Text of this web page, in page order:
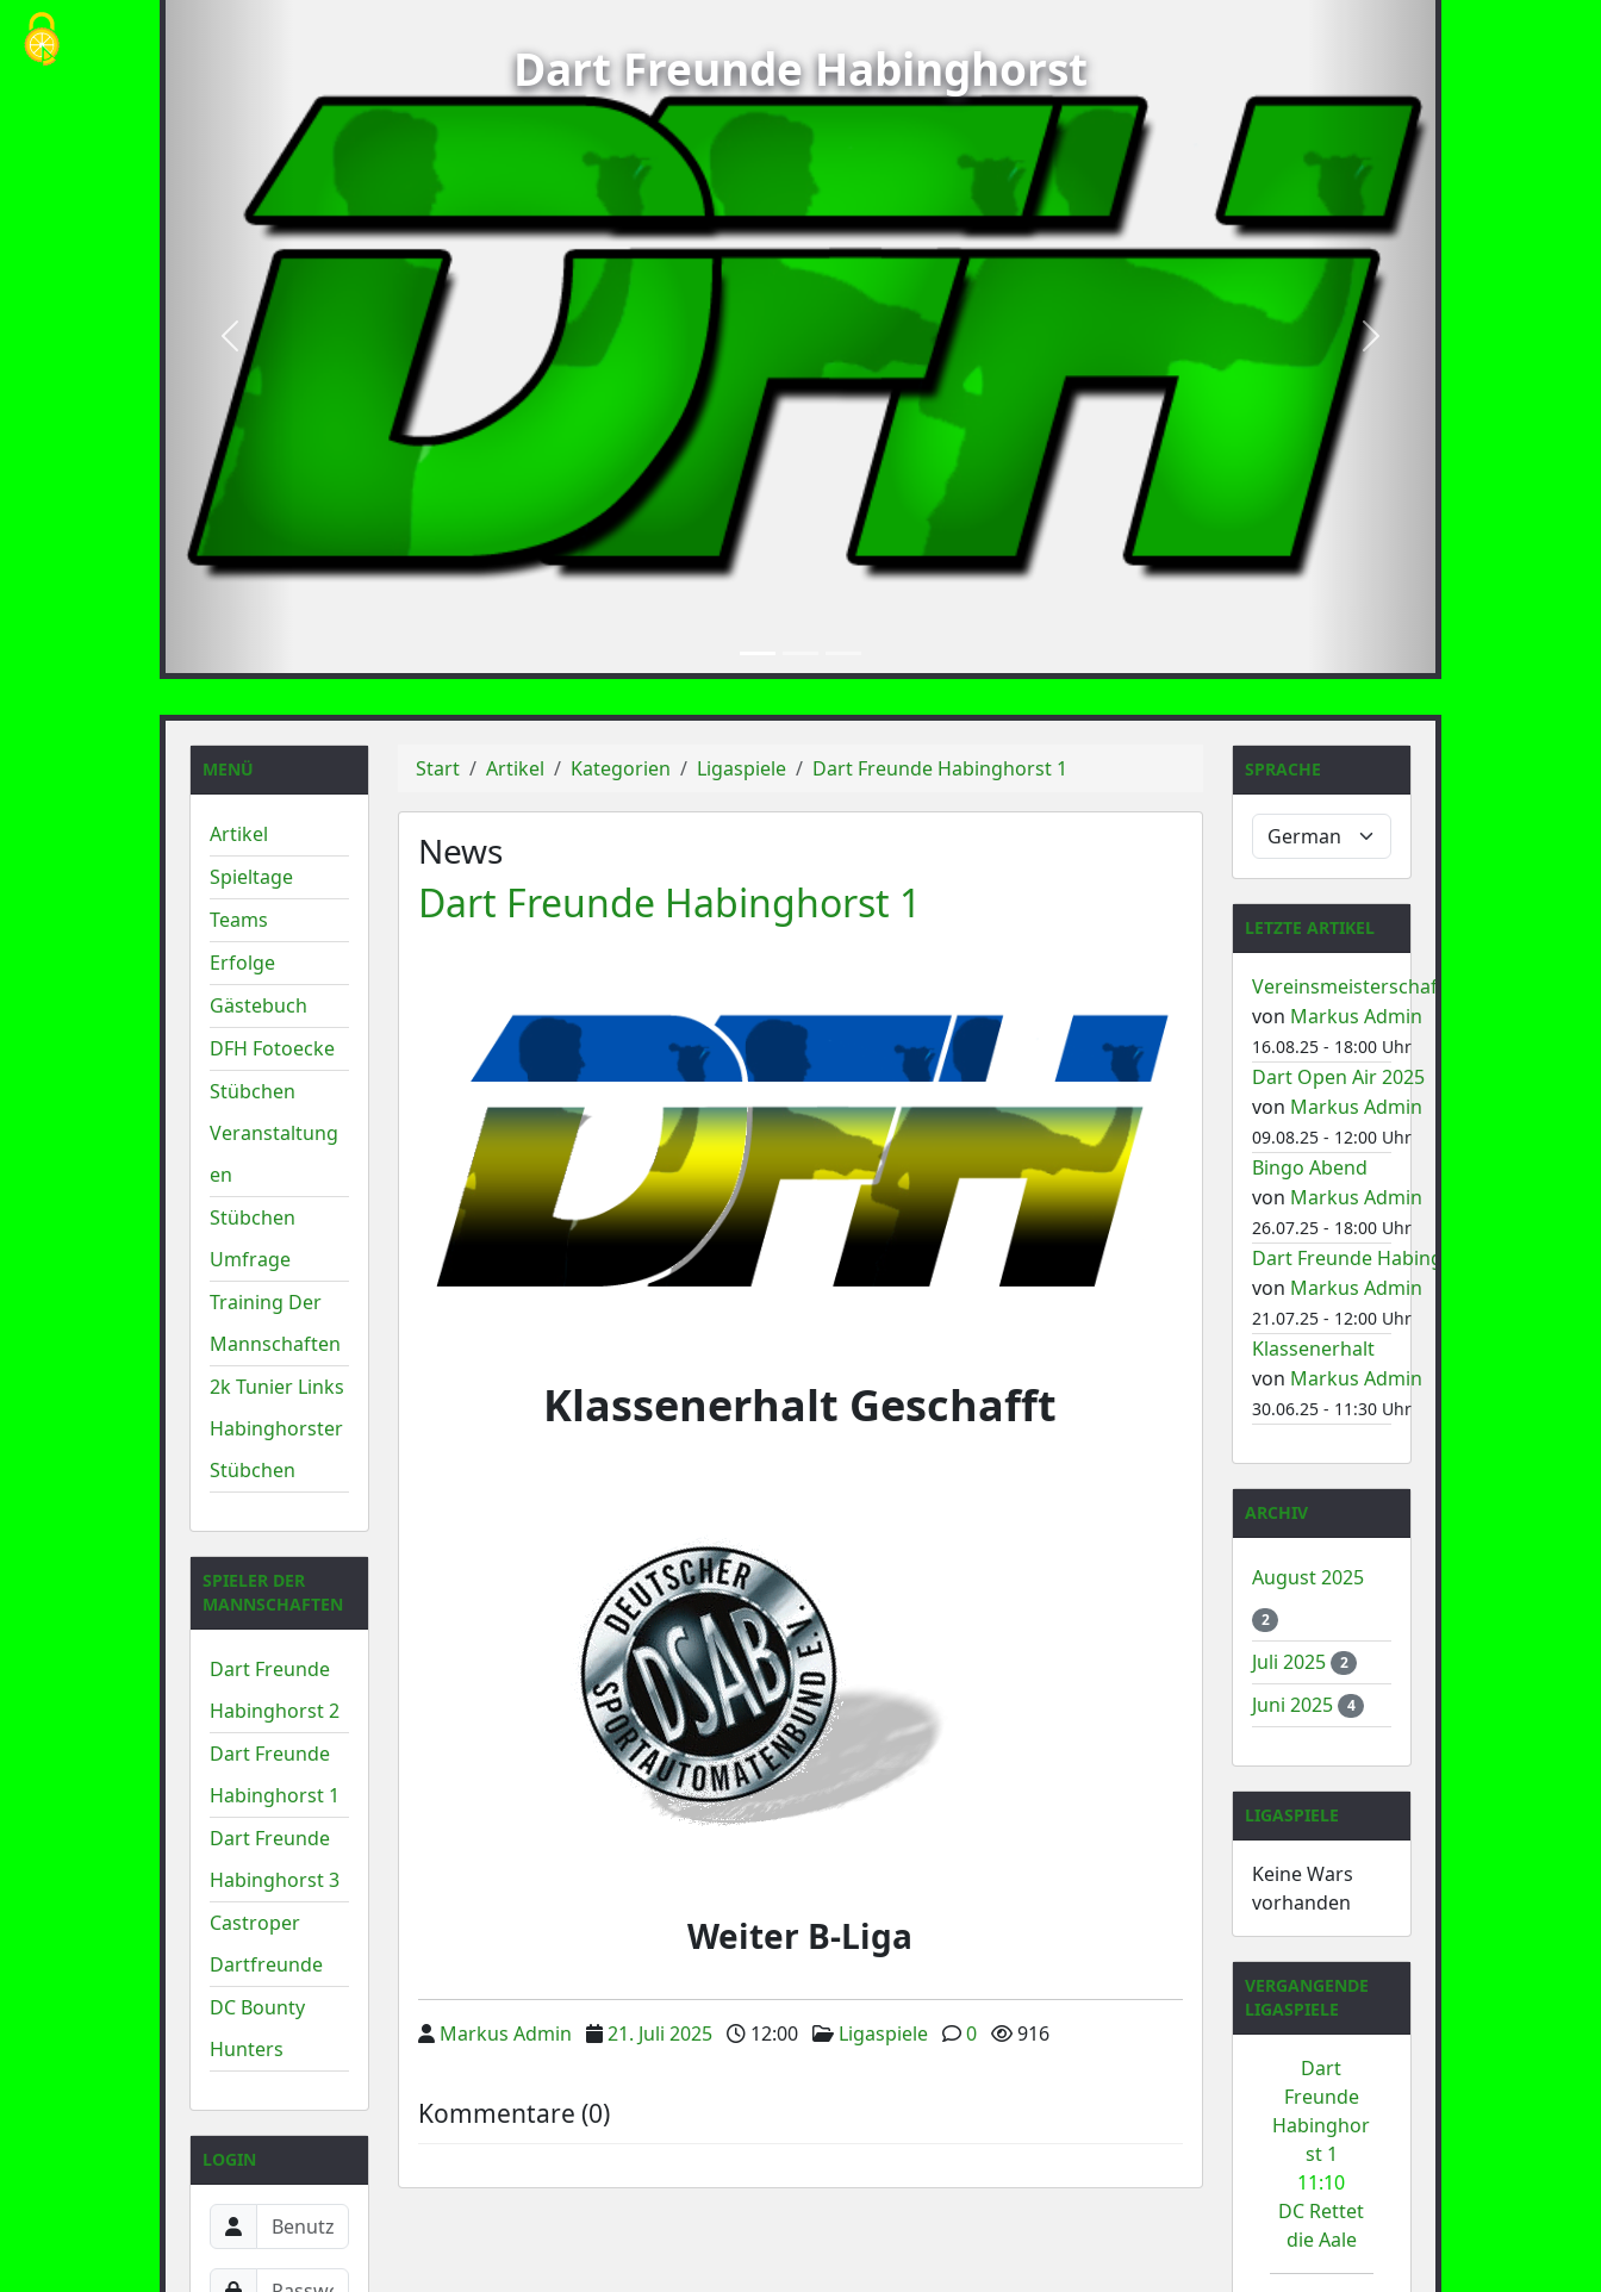
vorheriges nächstes
Dart Freunde Habinghorst
MENÜ
Artikel
Spieltage
Teams
Erfolge
Gästebuch
DFH Fotoecke
Stübchen
Veranstaltung
en
Stübchen
Umfrage
Training Der
Mannschaften
2k Tunier Links
Habinghorster
Stübchen
SPIELER DER
MANNSCHAFTEN
Dart Freunde
Habinghorst 2
Dart Freunde
Habinghorst 1
Dart Freunde
Habinghorst 3
Castroper
Dartfreunde
DC Bounty
Hunters
LOGIN
Start Artikel Kategorien Ligaspiele Dart Freunde Habinghorst 1
News
Dart Freunde Habinghorst 1
Klassenerhalt Geschafft
Weiter B-Liga
Markus Admin 21. Juli 2025 12:00 Ligaspiele 0 916
Kommentare (0)
SPRACHE
LETZTE ARTIKEL
Vereinsmeisterschaft
von Markus Admin
16.08.25 - 18:00 Uhr
Dart Open Air 2025
von Markus Admin
09.08.25 - 12:00 Uhr
Bingo Abend
von Markus Admin
26.07.25 - 18:00 Uhr
Dart Freunde Habinghorst 1
von Markus Admin
21.07.25 - 12:00 Uhr
Klassenerhalt
von Markus Admin
30.06.25 - 11:30 Uhr
ARCHIV
August 2025
2
Juli 2025 2
Juni 2025 4
LIGASPIELE
Keine Wars
vorhanden
VERGANGENDE
LIGASPIELE
Dart
Freunde
Habinghor
st 1
11:10
DC Rettet
die Aale
Cookie-Einstellungen